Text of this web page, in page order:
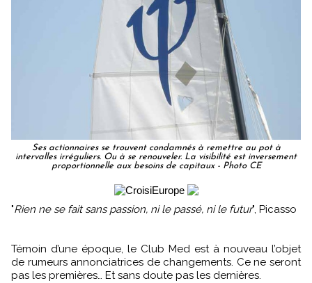
Ses actionnaires se trouvent condamnés à remettre au pot à
intervalles irréguliers. Ou à se renouveler. La visibilité est inversement
proportionnelle aux besoins de capitaux - Photo CE
" Rien ne se fait sans passion, ni le passé, ni le futur", Picasso
Témoin d’une époque, le Club Med est à nouveau l’objet
de rumeurs annonciatrices de changements. Ce ne seront
pas les premières… Et sans doute pas les dernières.